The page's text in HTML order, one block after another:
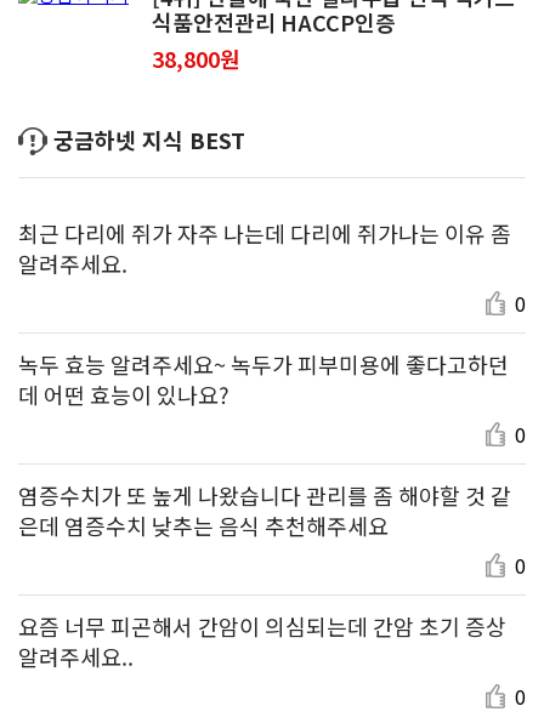
식품안전관리 HACCP인증
38,800원
궁금하넷 지식 BEST
최근 다리에 쥐가 자주 나는데 다리에 쥐가나는 이유 좀
알려주세요.
0
녹두 효능 알려주세요~ 녹두가 피부미용에 좋다고하던
데 어떤 효능이 있나요?
0
염증수치가 또 높게 나왔습니다 관리를 좀 해야할 것 같
은데 염증수치 낮추는 음식 추천해주세요
0
요즘 너무 피곤해서 간암이 의심되는데 간암 초기 증상
알려주세요..
0